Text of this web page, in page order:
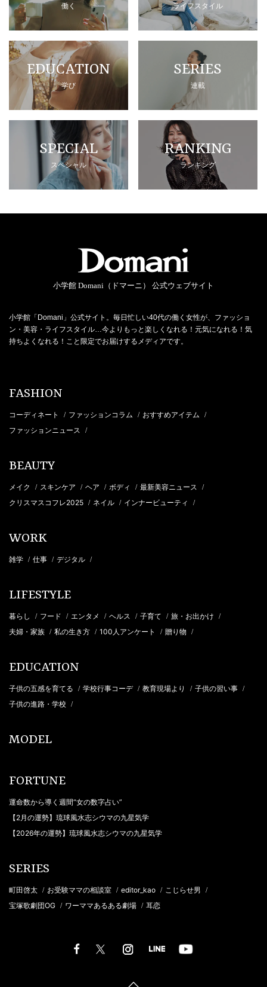
働く ライフスタイル
EDUCATION
学び
SERIES
連載
SPECIAL
スペシャル
RANKING
ランキング
小学館 Domani（ドマーニ） 公式ウェブサイト
小学館「Domani」公式サイト。毎日忙しい40代の働く女性が、ファッショ
ン・美容・ライフスタイル…今よりもっと楽しくなれる！元気になれる！気
持ちよくなれる！こと限定でお届けするメディアです。
FASHION
コーディネート / ファッションコラム / おすすめアイテム /
ファッションニュース /
BEAUTY
メイク / スキンケア / ヘア / ボディ / 最新美容ニュース /
クリスマスコフレ2025 / ネイル / インナービューティ /
WORK
雑学 / 仕事 / デジタル /
LIFESTYLE
暮らし / フード / エンタメ / ヘルス / 子育て / 旅・お出かけ /
夫婦・家族 / 私の生き方 / 100人アンケート / 贈り物 /
EDUCATION
子供の五感を育てる / 学校行事コーデ / 教育現場より / 子供の習い事 /
子供の進路・学校 /
MODEL
FORTUNE
運命数から導く週間“女の数字占い”
【2月の運勢】琉球風水志シウマの九星気学
【2026年の運勢】琉球風水志シウマの九星気学
SERIES
町田啓太 / お受験ママの相談室 / editor_kao / こじらせ男 /
宝塚歌劇団OG / ワーママあるある劇場 / 耳恋